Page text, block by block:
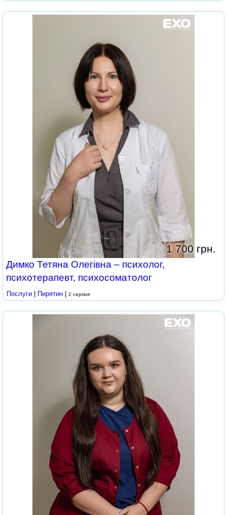
1 700 грн.
Димко Тетяна Олегівна – психолог,
психотерапевт, психосоматолог
Послуги | Пирятин | 2 серпня